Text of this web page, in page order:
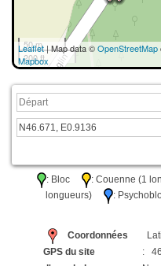
50 m
200 ft
Leaflet| Map data ©OpenStreetMap
Mapbox
: Bloc : Couenne (1
longueurs)
:
Coordonnées
GPS du site
: